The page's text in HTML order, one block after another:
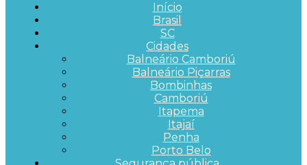
Início
Brasil
SC
Cidades
Balneário Camboriú
Balneário Piçarras
Bombinhas
Camboriú
Itapema
Itajaí
Penha
Porto Belo